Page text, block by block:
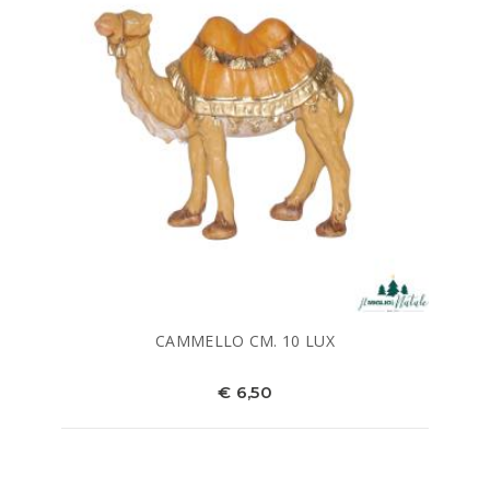
CAMMELLO CM. 10 LUX
€ 6,50